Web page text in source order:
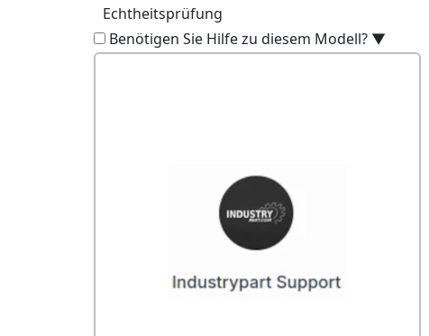
Echtheitsprüfung
Benötigen Sie Hilfe zu diesem Modell? ▼